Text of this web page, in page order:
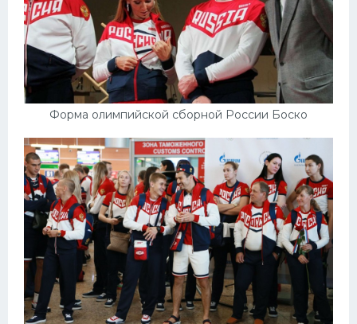
Форма олимпийской сборной России Боско